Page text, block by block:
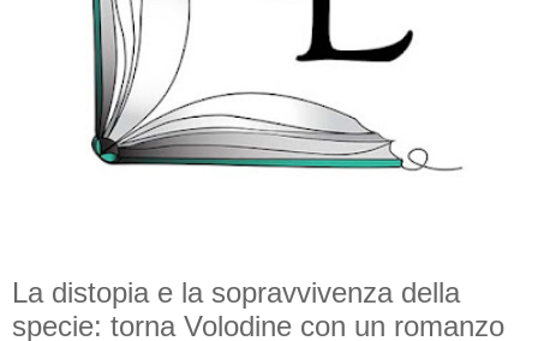
La distopia e la sopravvivenza della
specie: torna Volodine con un romanzo